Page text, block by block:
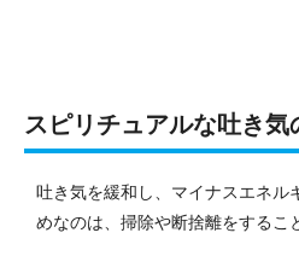
スピリチュアルな吐き気
吐き気を緩和し、マイナスエネル
めなのは、掃除や断捨離をするこ